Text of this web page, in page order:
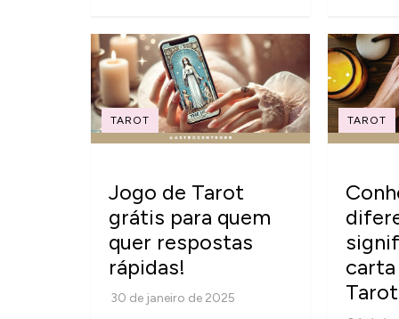
TAROT
Jogo de Tarot
grátis para quem
quer respostas
rápidas!
TAROT
carta
Tarot